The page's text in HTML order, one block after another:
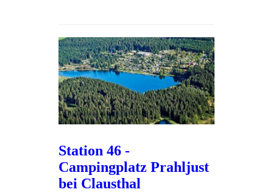
Station 46 -
Campingplatz Prahljust
bei Clausthal